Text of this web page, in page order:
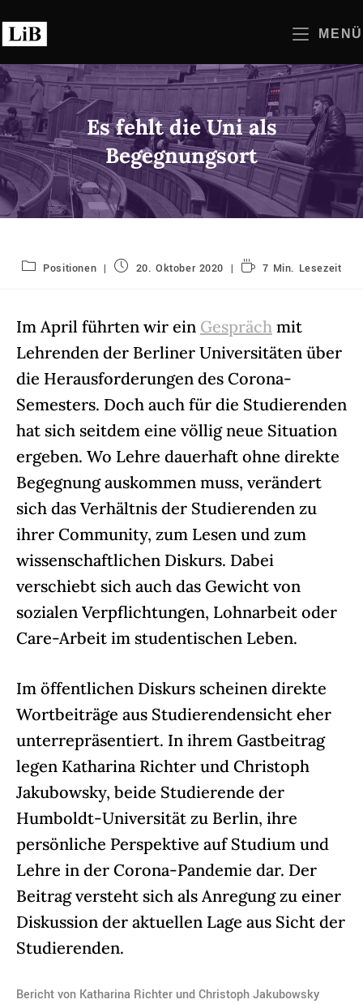
Inhalt
springen
MENÜ
Es fehlt die Uni als
Begegnungsort
Beitrags-Positionen
Beitrag20. Oktober 2020 Lesedauer:
7 Min. Lesezeit
Im April führten wir ein Gespräch mit
Lehrenden der Berliner Universitäten über
die Herausforderungen des Corona-
Semesters. Doch auch für die Studierenden
hat sich seitdem eine völlig neue Situation
ergeben. Wo Lehre dauerhaft ohne direkte
Begegnung auskommen muss, verändert
sich das Verhältnis der Studierenden zu
ihrer Community, zum Lesen und zum
wissenschaftlichen Diskurs. Dabei
verschiebt sich auch das Gewicht von
sozialen Verpflichtungen, Lohnarbeit oder
Care-Arbeit im studentischen Leben.
Im öffentlichen Diskurs scheinen direkte
Wortbeiträge aus Studierendensicht eher
unterrepräsentiert. In ihrem Gastbeitrag
legen Katharina Richter und Christoph
Jakubowsky, beide Studierende der
Humboldt-Universität zu Berlin, ihre
persönliche Perspektive auf Studium und
Lehre in der Corona-Pandemie dar. Der
Beitrag versteht sich als Anregung zu einer
Diskussion der aktuellen Lage aus Sicht der
Studierenden.
Bericht von Katharina Richter und Christoph Jakubowsky